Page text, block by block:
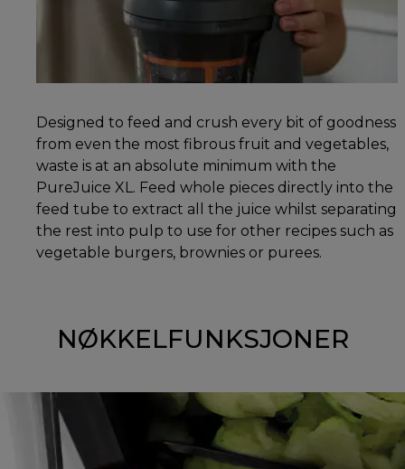
Designed to feed and crush every bit of goodness
from even the most fibrous fruit and vegetables,
waste is at an absolute minimum with the
PureJuice XL. Feed whole pieces directly into the
feed tube to extract all the juice whilst separating
the rest into pulp to use for other recipes such as
vegetable burgers, brownies or purees.
NØKKELFUNKSJONER